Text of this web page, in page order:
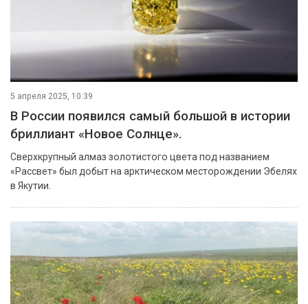
5 апреля 2025, 10:39
В России появился самый большой в истории
бриллиант «Новое Солнце».
Сверхкрупный алмаз золотистого цвета под названием
«Рассвет» был добыт на арктическом месторождении Эбелях
в Якутии.